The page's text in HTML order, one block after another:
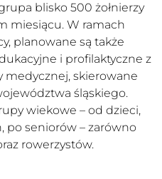
blisko 500 żołnierzy
miesiącu. W ramach
planowane są także
i profilaktyczne z
medycznej, skierowane
śląskiego.
wiekowe – od dzieci,
po seniorów – zarówno
rowerzystów.